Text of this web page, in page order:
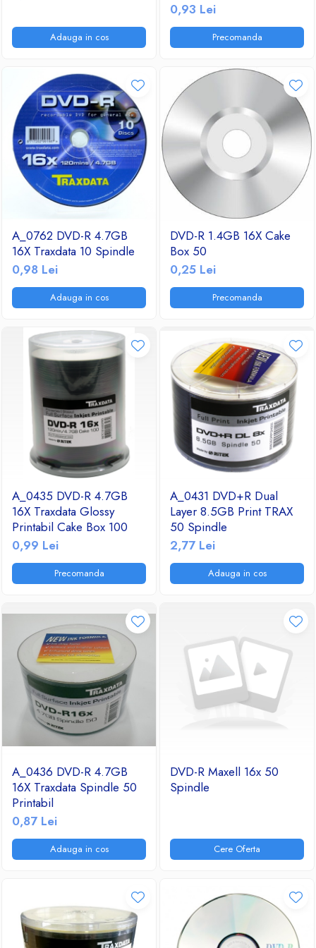
Adauga in cos
0,93 Lei
Precomanda
A_0762 DVD-R 4.7GB
16X Traxdata 10 Spindle
0,98 Lei
Adauga in cos
DVD-R 1.4GB 16X Cake
Box 50
0,25 Lei
Precomanda
A_0435 DVD-R 4.7GB
16X Traxdata Glossy
Printabil Cake Box 100
0,99 Lei
Precomanda
A_0431 DVD+R Dual
Layer 8.5GB Print TRAX
50 Spindle
2,77 Lei
Adauga in cos
A_0436 DVD-R 4.7GB
16X Traxdata Spindle 50
Printabil
0,87 Lei
Adauga in cos
DVD-R Maxell 16x 50
Spindle
Cere Oferta